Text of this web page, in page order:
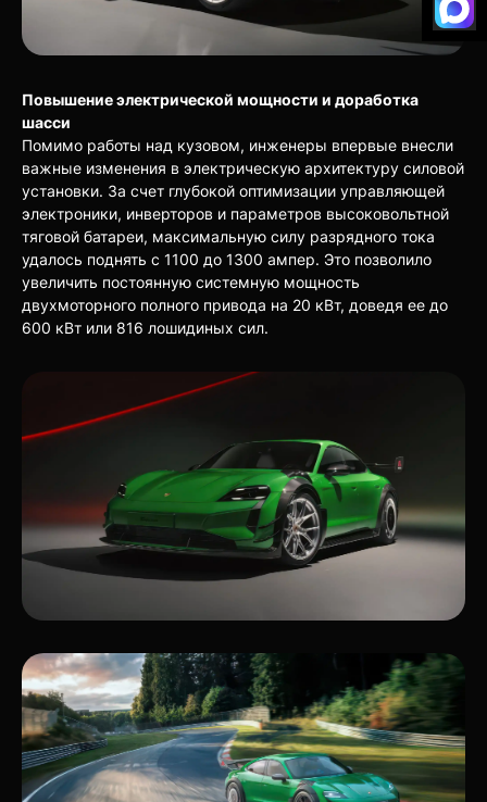
Повышение электрической мощности и доработка
шасси
Помимо работы над кузовом, инженеры впервые внесли
важные изменения в электрическую архитектуру силовой
установки. За счет глубокой оптимизации управляющей
электроники, инверторов и параметров высоковольтной
тяговой батареи, максимальную силу разрядного тока
удалось поднять с 1100 до 1300 ампер. Это позволило
увеличить постоянную системную мощность
двухмоторного полного привода на 20 кВт, доведя ее до
600 кВт или 816 лошидиных сил.